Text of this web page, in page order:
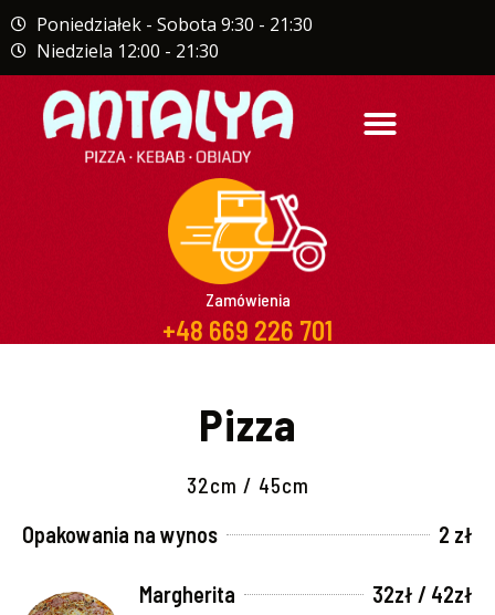
Poniedziałek - Sobota 9:30 - 21:30
Niedziela 12:00 - 21:30
Zamówienia
+48 669 226 701
Pizza
32cm / 45cm
Opakowania na wynos 2 zł
Margherita 32zł / 42zł